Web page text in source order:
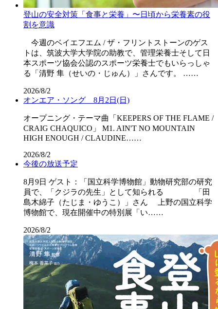
登山の安全対策「食事と栄養」〜日頃から栄養素の役
割を意識
今週のベイエフエム / ザ・フリントストーンのゲス
トは、筑波大学大学院の助教で、管理栄養士そして日
本スポーツ協会公認のスポーツ栄養士でもいらっしゃ
る「清野 隼（せいの・じゅん）」さんです。 ……
2026/8/2
オンエア・ソング 8月2日(日)
オープニング・テーマ曲「KEEPERS OF THE FLAME /
CRAIG CHAQUICO」 M1. AIN'T NO MOUNTAIN
HIGH ENOUGH / CLAUDINE……
2026/8/2
今後の放送予定
8月9日 ゲスト：「国立科学博物館」動物研究部の研究
員で、「クジラの先生」として知られる 「田
島木綿子（たじま・ゆうこ）」さん 上野の国立科学
博物館で、現在開催中の特別展「い……
2026/8/2